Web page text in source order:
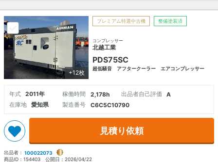
+12枚
プレミアム特選中古機 整備塗装済
コンプレッサー
北越工業
PDS75SC
超低騒音 アフタークーラー エアコンプレッサー
年式 2011年 稼働時間 2,178h 出品者自己評価
A
在庫地
愛知県 製造番号 C6C5C10790
見積り依頼
出品者： 100022073
商品ID： 154403 公開日： 2026/04/22